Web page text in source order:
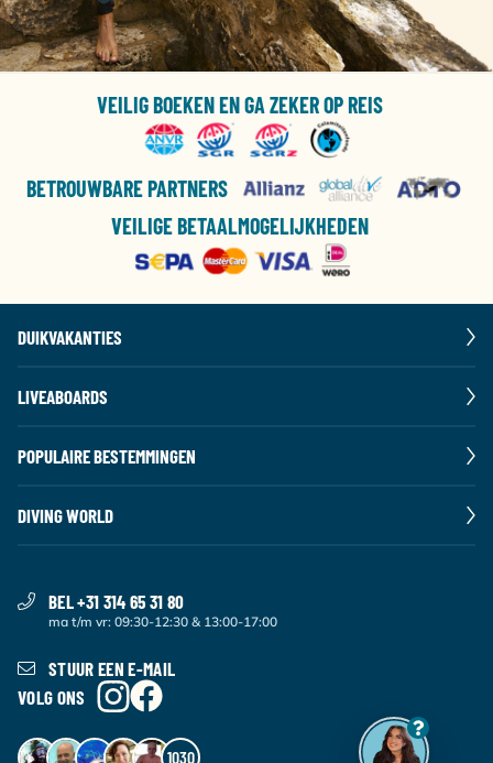
VEILIG BOEKEN EN GA ZEKER OP REIS
BETROUWBARE PARTNERS
VEILIGE BETAALMOGELIJKHEDEN
DUIKVAKANTIES
LIVEABOARDS
POPULAIRE BESTEMMINGEN
DIVING WORLD
BEL +31 314 65 31 80
ma t/m vr: 09:30-12:30 & 13:00-17:00
STUUR EEN E-MAIL
VOLG ONS
1030